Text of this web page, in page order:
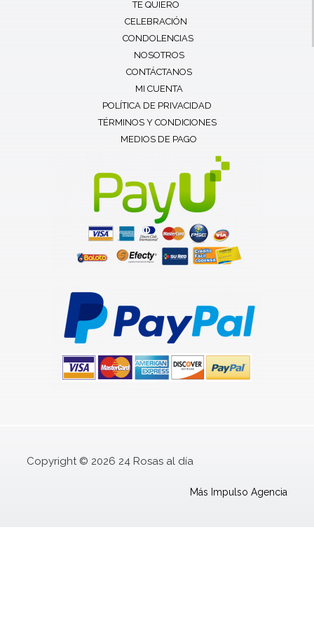
TE QUIERO
CELEBRACIÓN
CONDOLENCIAS
NOSOTROS
CONTÁCTANOS
MI CUENTA
POLÍTICA DE PRIVACIDAD
TÉRMINOS Y CONDICIONES
MEDIOS DE PAGO
Copyright © 2026 24 Rosas al día
Más Impulso Agencia